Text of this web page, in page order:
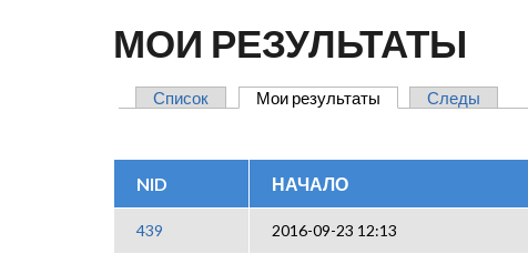
МОИ РЕЗУЛЬТАТЫ
Список Мои результаты (активная вкладка)
Следы
NID НАЧАЛО
439 2016-09-23 12:13